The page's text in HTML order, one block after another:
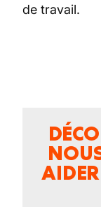
de travail.